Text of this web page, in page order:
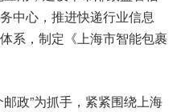
中心，推进快递行业信息
系，制定《上海市智能包裹
政”为抓手，紧紧围绕上海